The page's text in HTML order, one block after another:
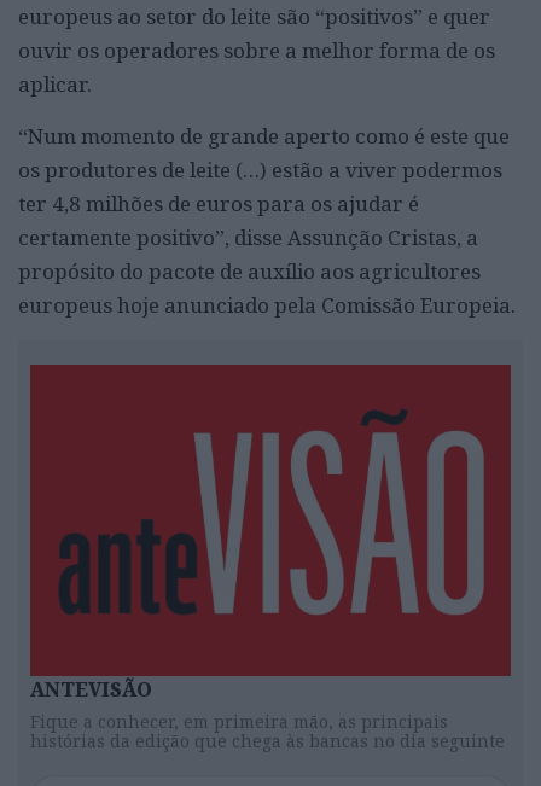
europeus ao setor do leite são “positivos” e quer
ouvir os operadores sobre a melhor forma de os
aplicar.
“Num momento de grande aperto como é este que
os produtores de leite (…) estão a viver podermos
ter 4,8 milhões de euros para os ajudar é
certamente positivo”, disse Assunção Cristas, a
propósito do pacote de auxílio aos agricultores
europeus hoje anunciado pela Comissão Europeia.
ANTEVISÃO
Fique a conhecer, em primeira mão, as principais
histórias da edição que chega às bancas no dia seguinte